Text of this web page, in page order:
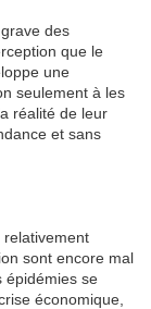
des
que le
une
seulement à les
réalité de leur
et sans
relativement
sont encore mal
épidémies se
économique,